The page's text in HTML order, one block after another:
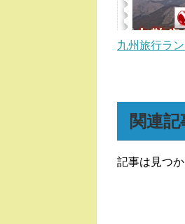
九州旅行ラ
関連記
記事は見つ